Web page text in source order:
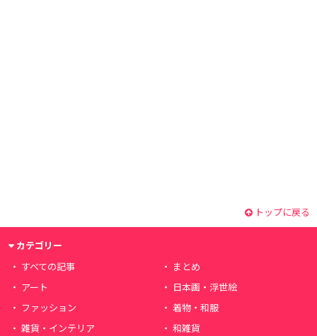
トップに戻る
カテゴリー
すべての記事
まとめ
アート
日本画・浮世絵
ファッション
着物・和服
雑貨・インテリア
和雑貨